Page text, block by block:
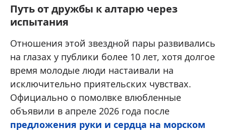
Путь от дружбы к алтарю через
испытания
Отношения этой звездной пары развивались
на глазах у публики более 10 лет, хотя долгое
время молодые люди настаивали на
исключительно приятельских чувствах.
Официально о помолвке влюбленные
объявили в апреле 2026 года после
предложения руки и сердца на морском